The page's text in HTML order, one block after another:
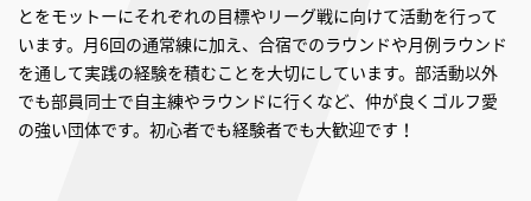
とをモットーにそれぞれの目標やリーグ戦に向けて活動を行って
います。月6回の通常練に加え、合宿でのラウンドや月例ラウンド
を通して実践の経験を積むことを大切にしています。部活動以外
でも部員同士で自主練やラウンドに行くなど、仲が良くゴルフ愛
の強い団体です。初心者でも経験者でも大歓迎です！